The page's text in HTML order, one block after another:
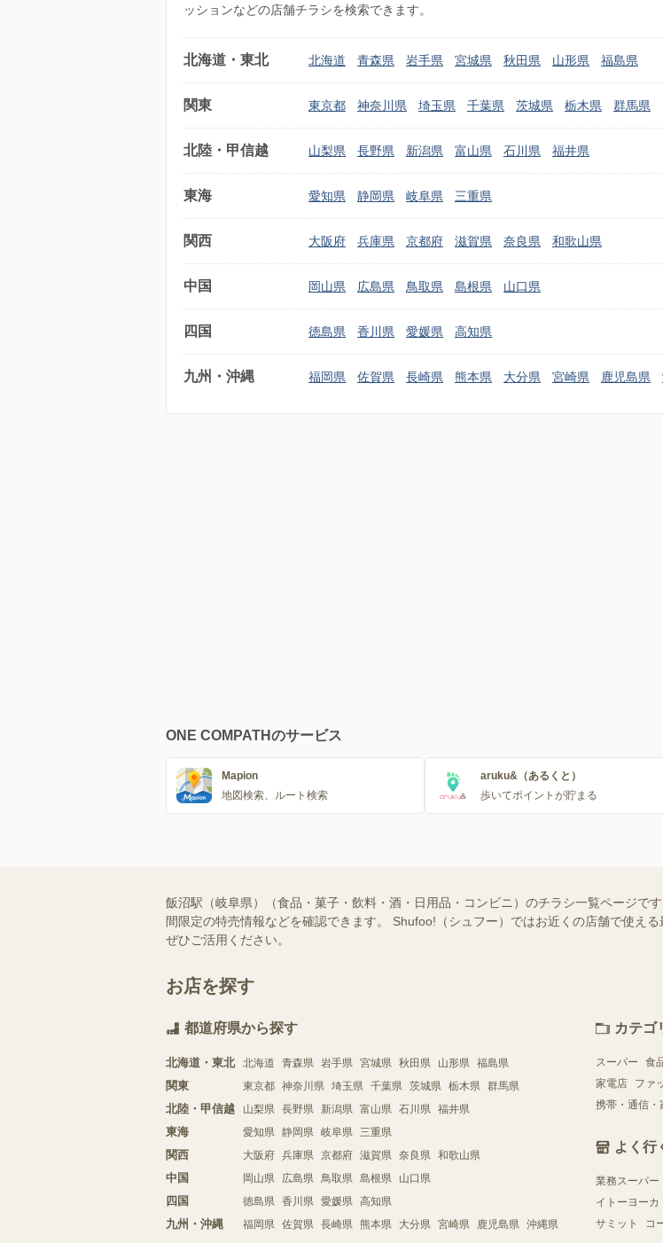
ッションなどの店舗チラシを検索できます。
北海道・東北 北海道 青森県 岩手県 宮城県 秋田県 山形県 福島県
関東 東京都 神奈川県 埼玉県 千葉県 茨城県 栃木県 群馬県
北陸・甲信越 山梨県 長野県 新潟県 富山県 石川県 福井県
東海 愛知県 静岡県 岐阜県 三重県
関西 大阪府 兵庫県 京都府 滋賀県 奈良県 和歌山県
中国 岡山県 広島県 鳥取県 島根県 山口県
四国 徳島県 香川県 愛媛県 高知県
九州・沖縄 福岡県 佐賀県 長崎県 熊本県 大分県 宮崎県 鹿児島県
ONE COMPATHのサービス
Mapion
地図検索、ルート検索
aruku&（あるくと）
歩いてポイントが貯まる
飯沼駅（岐阜県）（食品・菓子・飲料・酒・日用品・コンビニ）のチラシ一覧ページで
間限定の特売情報などを確認できます。 Shufoo!（シュフー）ではお近くの店舗で使え
ぜひご活用ください。
お店を探す
都道府県から探す
北海道・東北 北海道 青森県 岩手県 宮城県 秋田県 山形県 福島県
関東 東京都 神奈川県 埼玉県 千葉県 茨城県 栃木県 群馬県
北陸・甲信越 山梨県 長野県 新潟県 富山県 石川県 福井県
東海 愛知県 静岡県 岐阜県 三重県
関西 大阪府 兵庫県 京都府 滋賀県 奈良県 和歌山県
中国 岡山県 広島県 鳥取県 島根県 山口県
四国 徳島県 香川県 愛媛県 高知県
九州・沖縄 福岡県 佐賀県 長崎県 熊本県 大分県 宮崎県 鹿児島県 沖縄県
カテゴ
スーパー 食
家電店
ファ
携帯・通信・
よく行
業務スーパー
イトーヨーカ
サミット
コ